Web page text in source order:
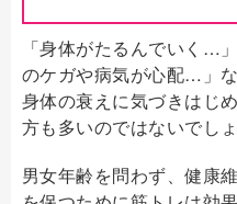
「身体がたるんでいく…
のケガや病気が心配…」な
身体の衰えに気づきはじ
方も多いのではないでしょ
男女年齢を問わず、健康